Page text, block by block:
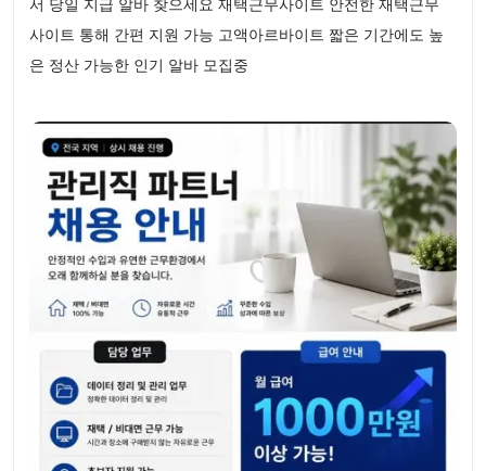
사이트 통해 간편 지원 가능 고액아르바이트 짧은 기간에도 높
은 정산 가능한 인기 알바 모집중